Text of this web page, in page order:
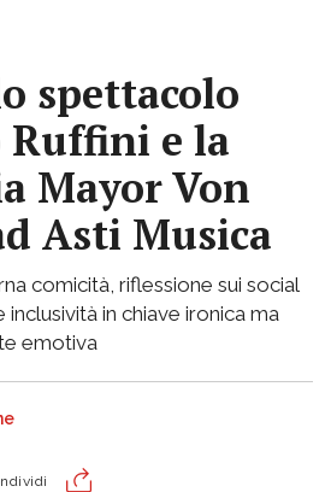
spettacolo
Ruffini e la
Mayor Von
Asti Musica
comicità, riflessione sui social
inclusività in chiave ironica ma
emotiva